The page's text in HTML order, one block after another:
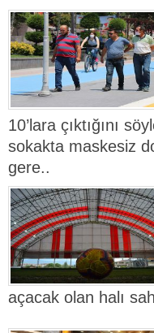
10’lara çıktığını
sokakta maskesiz
gere..
açacak olan halı